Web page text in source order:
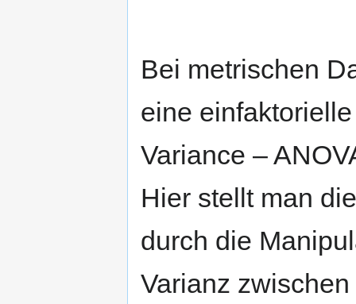
Bei metrischen
eine
Variance –
Hier stellt man
durch die
Varianz